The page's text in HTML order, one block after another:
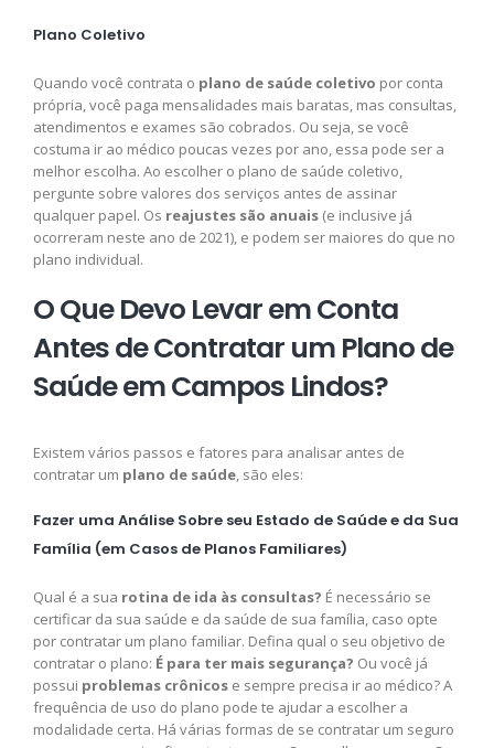
Plano Coletivo
Quando você contrata o plano de saúde coletivo por conta
própria, você paga mensalidades mais baratas, mas consultas,
atendimentos e exames são cobrados. Ou seja, se você
costuma ir ao médico poucas vezes por ano, essa pode ser a
melhor escolha. Ao escolher o plano de saúde coletivo,
pergunte sobre valores dos serviços antes de assinar
qualquer papel. Os reajustes são anuais (e inclusive já
ocorreram neste ano de 2021), e podem ser maiores do que no
plano individual.
O Que Devo Levar em Conta
Antes de Contratar um Plano de
Saúde em Campos Lindos?
Existem vários passos e fatores para analisar antes de
contratar um plano de saúde, são eles:
Fazer uma Análise Sobre seu Estado de Saúde e da Sua
Família (em Casos de Planos Familiares)
Qual é a sua rotina de ida às consultas? É necessário se
certificar da sua saúde e da saúde de sua família, caso opte
por contratar um plano familiar. Defina qual o seu objetivo de
contratar o plano: É para ter mais segurança? Ou você já
possui problemas crônicos e sempre precisa ir ao médico? A
frequência de uso do plano pode te ajudar a escolher a
modalidade certa. Há várias formas de se contratar um seguro